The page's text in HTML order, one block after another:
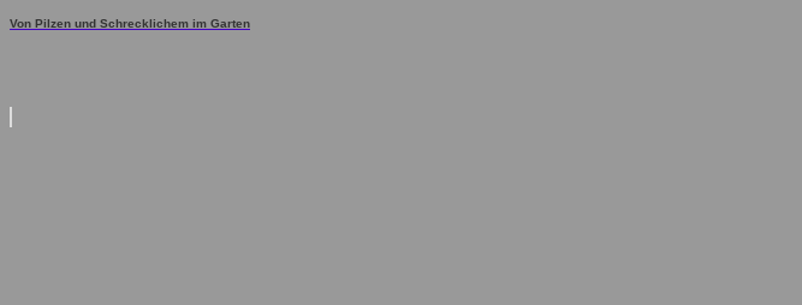
Von Pilzen und Schrecklichem im Garten